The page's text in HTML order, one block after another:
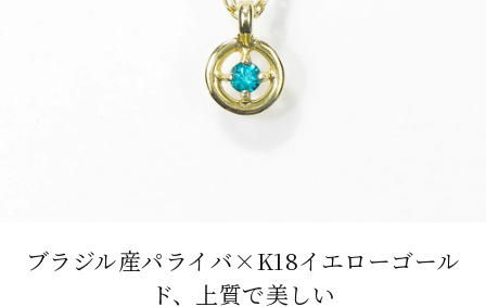
ブラジル産パライバ×K18イエローゴール
ド、
上質で美しい